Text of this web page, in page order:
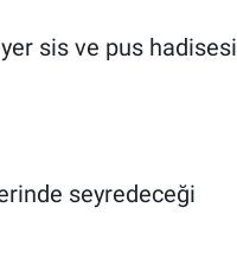
sis ve pus hadisesi
seyredeceği